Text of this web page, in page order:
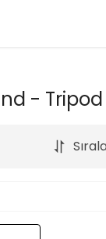
- Tripod